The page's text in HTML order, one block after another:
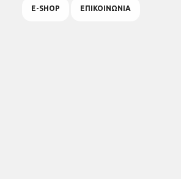
E-SHOP ΕΠΙΚΟΙΝΩΝΙΑ